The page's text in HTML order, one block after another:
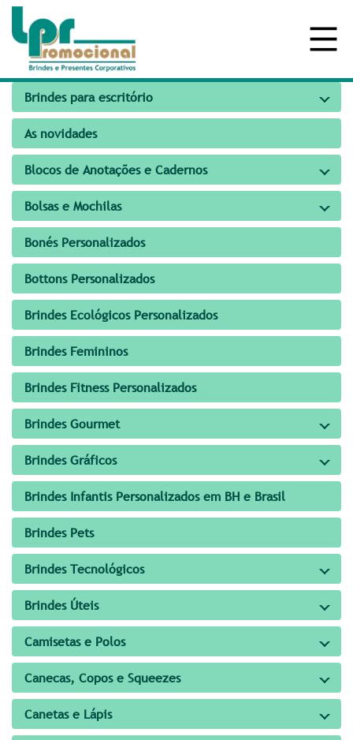
Brindes para escritório
As novidades
Blocos de Anotações e Cadernos
Bolsas e Mochilas
Bonés Personalizados
Bottons Personalizados
Brindes Ecológicos Personalizados
Brindes Femininos
Brindes Fitness Personalizados
Brindes Gourmet
Brindes Gráficos
Brindes Infantis Personalizados em BH e Brasil
Brindes Pets
Brindes Tecnológicos
Brindes Úteis
Camisetas e Polos
Canecas, Copos e Squeezes
Canetas e Lápis